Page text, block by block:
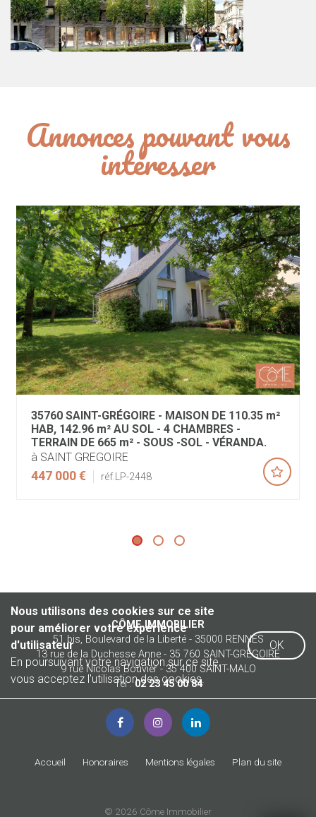
Annonces pouvant vous
intéresser
35760 SAINT-GRÉGOIRE - MAISON DE 110.35 m²
HAB, 142.96 m² AU SOL - 4 CHAMBRES -
TERRAIN DE 665 m² - SOUS -SOL - VÉRANDA.
à SAINT GREGOIRE
447 000 € réf.LP-2448
Nous utilisons des cookies sur ce site
pour améliorer votre expérience
d'utilisateur
En poursuivant votre navigation sur ce site,
vous acceptez l'utilisation des cookies.
OK
CÔME IMMOBILIER
51 bis, Boulevard de la Liberté - 35000 RENNES
13 rue de la Duchesse Anne - 35 760 SAINT-GRÉGOIRE
9 rue Nicolas Bouvier - 35 400 SAINT-MALO
Tél :02 23 45 00 84
Accueil Honoraires Mentions légales Plan du site
© 2026 Côme Immobilier